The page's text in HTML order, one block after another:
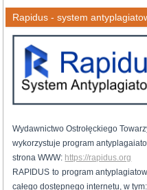
Rapidus - system
Wydawnictwo Ostrołęckiego
wykorzystuje program
strona WWW: https://rapidus.org
RAPIDUS to program
całego dostępnego internetu, w tym: